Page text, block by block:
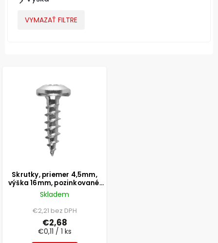
VYMAZAŤ FILTRE
Skrutky, priemer 4,5mm,
výška 16mm, pozinkované,
24 ks
Skladem
€2,21 bez DPH
€2,68
€0,11 / 1 ks